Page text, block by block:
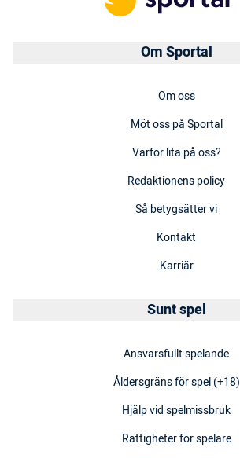
Om Sportal
Om oss
Möt oss på Sportal
Varför lita på oss?
Redaktionens policy
Så betygsätter vi
Kontakt
Karriär
Sunt spel
Ansvarsfullt spelande
Åldersgräns för spel (+18)
Hjälp vid spelmissbruk
Rättigheter för spelare